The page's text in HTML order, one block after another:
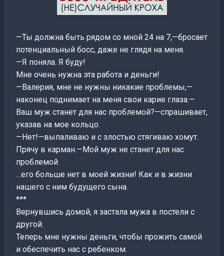
—Ты должна быть рядом со мной 24 на 7,—бросает
потенциальный босс, даже не глядя на меня.
—Я поняла. Я буду!
Мне очень нужна эта работа и деньги!
—Валерия, мне не нужны никакие проблемы,—
наконец поднимает на меня свои карие глаза.—
Ваш муж станет для нас проблемой?—спрашивает,
указав на мое кольцо.
—Нет!—выпаливаю и с злостью стягиваю хомут.
Прячу в карман.—Мой муж не станет для нас
проблемой.
…его больше нет в моей жизни! Как и в жизни
нашего с ним будущего сына.
***
Вернувшись домой, я застала мужа в постели с
другой.
Теперь мне нужны деньги, чтобы прожить самой
и обеспечить нас с ребенком.